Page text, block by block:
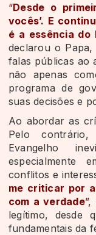
“Desde o
vocês’. E
é a essência do
declarou o
falas públicas ao
não apenas
programa de
suas decisões e
Ao abordar as
Pelo
Evangelho
especialmente
conflitos e
me criticar por
com a verdade”,
legítimo, desde
fundamentais da